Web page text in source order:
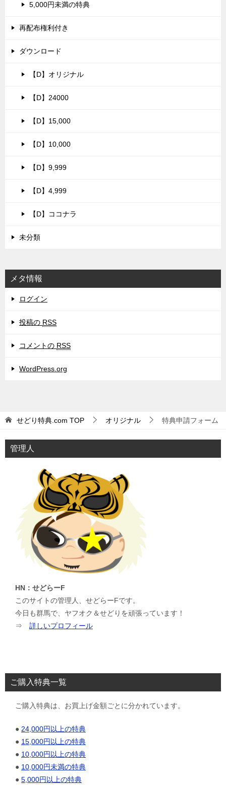
5,000円未満の特典
再配布権利付き
ダウンロード
【D】オリジナル
【D】24000
【D】15,000
【D】10,000
【D】9,999
【D】4,999
【D】ココナラ
未分類
メタ情報
ログイン
投稿の RSS
コメントの RSS
WordPress.org
せどり特典.com TOP オリジナル 特典申請フォーム
管理人
HN：せどらーF
このサイトの管理人、せどらーFです。
今日も群馬で、ヤフオク＆せどりを頑張っています！
⇒ 詳しいプロフィール
ご購入特典一覧
ご購入特典は、お買上げ金額ごとに分かれています。
● 24,000円以上の特典
● 15,000円以上の特典
● 10,000円以上の特典
● 10,000円未満の特典
● 5,000円以上の特典